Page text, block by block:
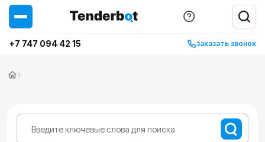
+7 747 094 42 15 заказать звонок
›